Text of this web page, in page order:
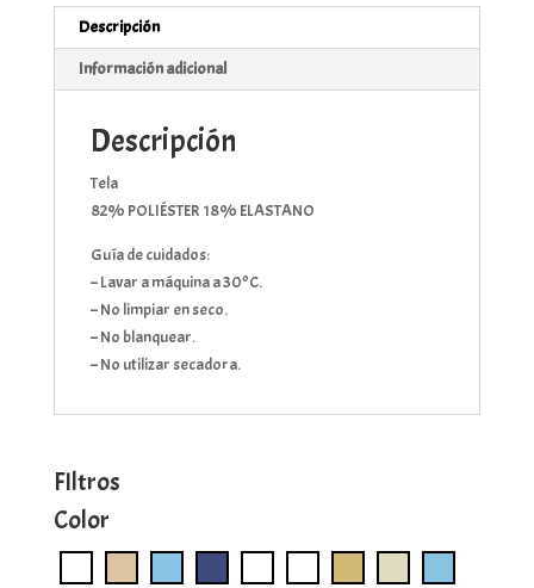
Descripción
Información adicional
Descripción
Tela
82% POLIÉSTER 18% ELASTANO
Guía de cuidados:
– Lavar a máquina a 30ºC.
– No limpiar en seco.
– No blanquear.
– No utilizar secadora.
FIltros
Color